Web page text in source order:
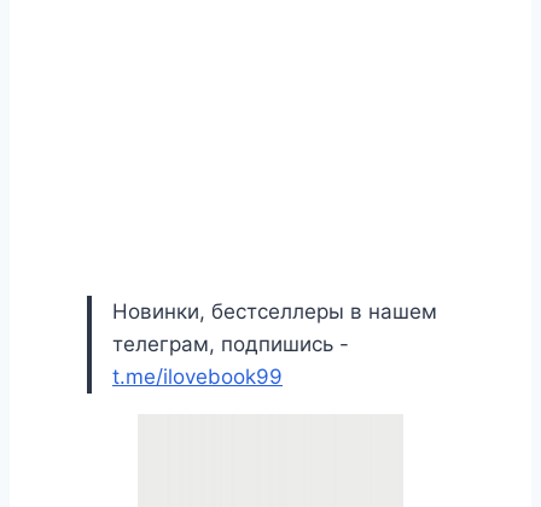
Новинки, бестселлеры в нашем
телеграм, подпишись -
t.me/ilovebook99